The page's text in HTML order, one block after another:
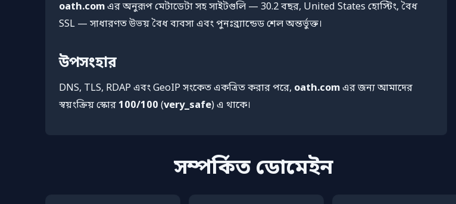
oath.comএর অনুরূপ মেটাডেটা সহ সাইটগুলি — 30.2 বছর, United States হোস্টিং, বৈধ
SSL — সাধারণত উভয় বৈধ ব্যবসা এবং পুনঃব্র্যান্ডেড শেল অন্তর্ভুক্ত।
উপসংহার
DNS, TLS, RDAP এবং GeoIP সংকেত একত্রিত করার পরে, oath.comএর জন্য আমাদের
স্বয়ংক্রিয় স্কোর100/100 (very_safe) এ থাকে।
সম্পর্কিত ডোমেইন